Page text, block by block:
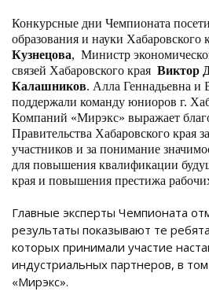
Конкурсные дни Чемпионата
образования и науки Хабаровского
Кузнецова, Министр
связей Хабаровского края Виктор
Калашников. Алла Геннадьевна
поддержали команду юниоров г.
Компаний «Мирэкс» выражает
Правительства Хабаровского края
участников и за понимание
для повышения квалификации
края и повышения престижа
Главные эксперты Чемпионата
результаты показывают те
которых принимали участие
индустриальных партнеров, в том
«Мирэкс».